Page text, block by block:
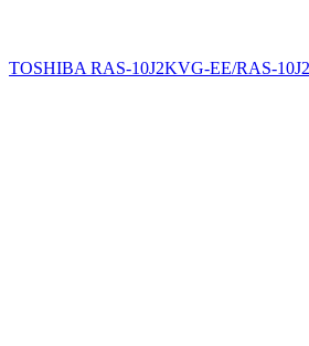
TOSHIBA RAS-10J2KVG-EE/RAS-